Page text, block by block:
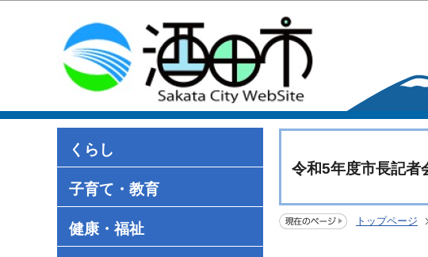
くらし
子育て・教育
健康・福祉
令和5年度市長記者
トップページ